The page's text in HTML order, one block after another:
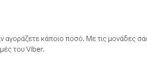
κάποιο ποσό. Με τις μονάδες
του Viber.